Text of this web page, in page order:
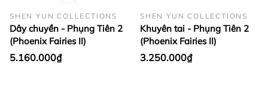
SHEN YUN COLLECTIONS
Dây chuyền - Phụng Tiên 2
(Phoenix Fairies II)
5.160.000₫
SHEN YUN COLLECTIONS
Khuyên tai - Phụng Tiên 2
(Phoenix Fairies II)
3.250.000₫